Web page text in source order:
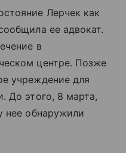
Лерчек как
ее адвокат.
в
центре. Позже
учреждение для
До этого, 8 марта,
нее обнаружили